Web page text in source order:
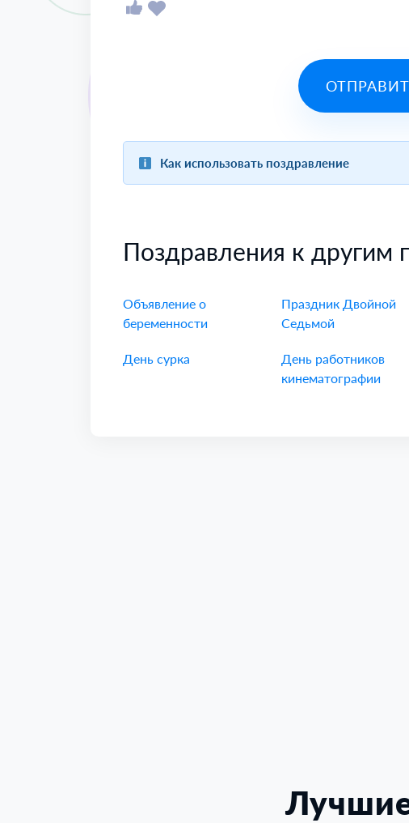
Как использовать поздравление
Поздравления к другим
Объявление о
беременности
Праздник Двойной
Седьмой
День сурка
День работников
кинематографии